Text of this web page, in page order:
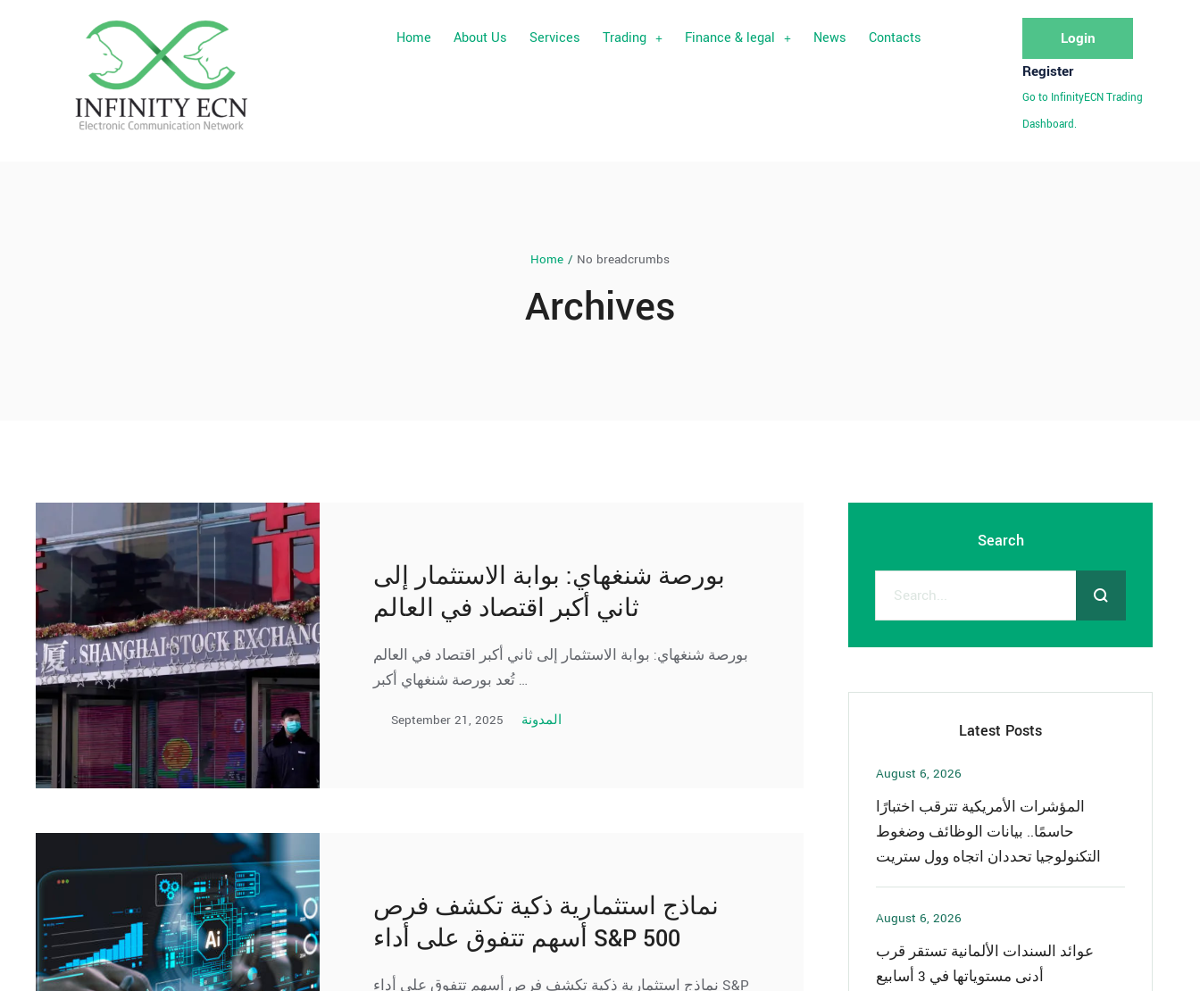
Home About Us Services Trading Finance & legal News Contacts
Login
Register
Go to InfinityECN Trading
Dashboard.
Home / No breadcrumbs
Archives
بورصة شنغهاي: بوابة الاستثمار إلى
ثاني أكبر اقتصاد في العالم
بورصة شنغهاي: بوابة الاستثمار إلى ثاني أكبر اقتصاد في العالم
تُعد بورصة شنغهاي أكبر …
September 21, 2025 المدونة
نماذج استثمارية ذكية تكشف فرص
أسهم تتفوق على أداء S&P 500
نماذج استثمارية ذكية تكشف فرص أسهم تتفوق على أداء S&P
Search
Latest Posts
August 6, 2026
المؤشرات الأمريكية تترقب اختبارًا
حاسمًا.. بيانات الوظائف وضغوط
التكنولوجيا تحددان اتجاه وول ستريت
August 6, 2026
عوائد السندات الألمانية تستقر قرب
أدنى مستوياتها في 3 أسابيع